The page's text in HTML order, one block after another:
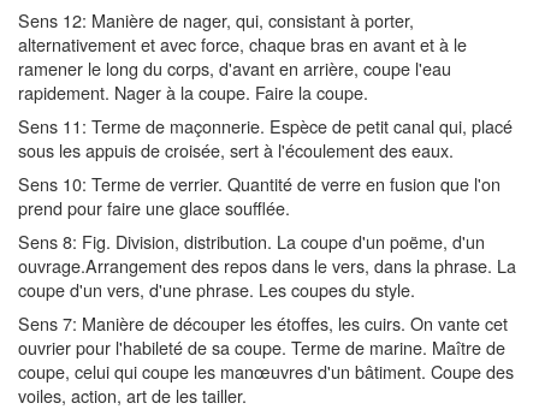
Sens 12: Manière de nager, qui, consistant à porter,
alternativement et avec force, chaque bras en avant et à le
ramener le long du corps, d'avant en arrière, coupe l'eau
rapidement. Nager à la coupe. Faire la coupe.
Sens 11: Terme de maçonnerie. Espèce de petit canal qui, placé
sous les appuis de croisée, sert à l'écoulement des eaux.
Sens 10: Terme de verrier. Quantité de verre en fusion que l'on
prend pour faire une glace soufflée.
Sens 8: Fig. Division, distribution. La coupe d'un poëme, d'un
ouvrage.Arrangement des repos dans le vers, dans la phrase. La
coupe d'un vers, d'une phrase. Les coupes du style.
Sens 7: Manière de découper les étoffes, les cuirs. On vante cet
ouvrier pour l'habileté de sa coupe. Terme de marine. Maître de
coupe, celui qui coupe les manœuvres d'un bâtiment. Coupe des
voiles, action, art de les tailler.